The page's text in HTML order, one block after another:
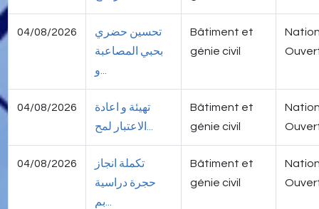
04/08/2026
تحسين حضري
بحبي المصاعبة
و...
Bâtiment et
génie civil
04/08/2026
تهيئة و اعادة
الاعتبار لمح...
Bâtiment et
génie civil
04/08/2026
تكملة انجاز
حجرة دراسية
بم...
Bâtiment et
génie civil